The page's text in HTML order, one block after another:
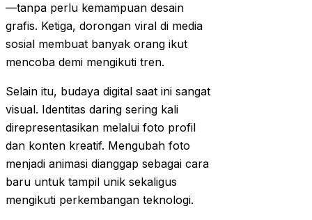
—tanpa perlu kemampuan desain
grafis. Ketiga, dorongan viral di media
sosial membuat banyak orang ikut
mencoba demi mengikuti tren.
Selain itu, budaya digital saat ini sangat
visual. Identitas daring sering kali
direpresentasikan melalui foto profil
dan konten kreatif. Mengubah foto
menjadi animasi dianggap sebagai cara
baru untuk tampil unik sekaligus
mengikuti perkembangan teknologi.